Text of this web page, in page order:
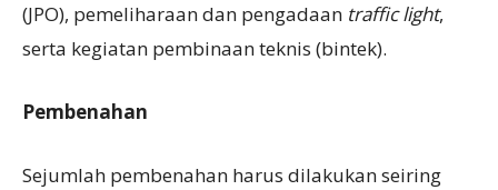
(JPO), pemeliharaan dan pengadaan traffic light,
serta kegiatan pembinaan teknis (bintek).
Pembenahan
Sejumlah pembenahan harus dilakukan seiring